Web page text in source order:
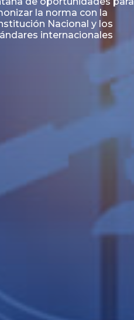
de Obligaciones
Clase E de Central
S.A. por un Valor Nominal
98.897.303